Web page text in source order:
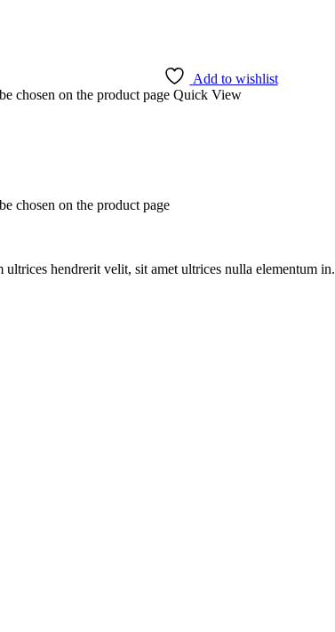
Add to wishlist
chosen on the product page Quick View
chosen on the product page
hendrerit velit, sit amet ultrices nulla elementum in.